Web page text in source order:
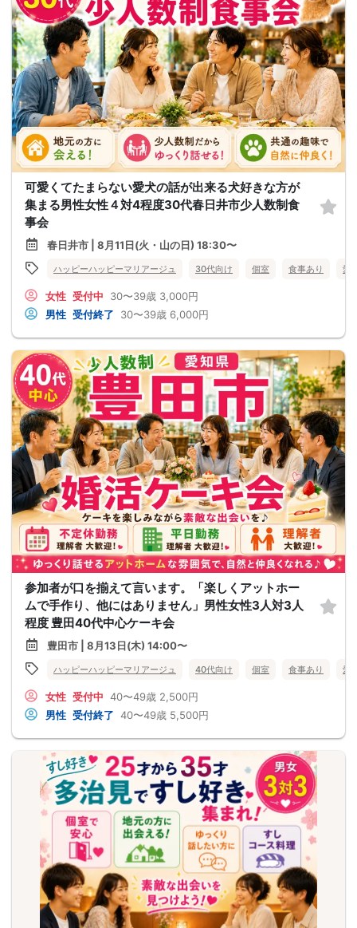
可愛くてたまらない愛犬の話が出来る犬好きな方が
集まる男性女性４対4程度30代春日井市少人数制食
事会
春日井市 | 8月11日(火・山の日) 18:30〜
ハッピーハッピーマリアージュ 30代向け 個室 食事あり 愛
女性 受付中 30〜39歳 3,000円
男性 受付終了 30〜39歳 6,000円
参加者が口を揃えて言います。「楽しくアットホー
ムで手作り、他にはありません」男性女性3人対3人
程度 豊田40代中心ケーキ会
豊田市 | 8月13日(木) 14:00〜
ハッピーハッピーマリアージュ 40代向け 個室 食事あり 愛
女性 受付中 40〜49歳 2,500円
男性 受付終了 40〜49歳 5,500円